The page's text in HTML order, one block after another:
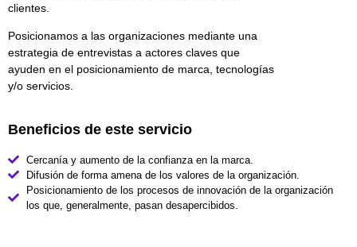
clientes.
Posicionamos a las organizaciones mediante una
estrategia de entrevistas a actores claves que
ayuden en el posicionamiento de marca, tecnologías
y/o servicios.
Beneficios de este servicio
Cercanía y aumento de la confianza en la marca.
Difusión de forma amena de los valores de la organización.
Posicionamiento de los procesos de innovación de la organización
los que, generalmente, pasan desapercibidos.